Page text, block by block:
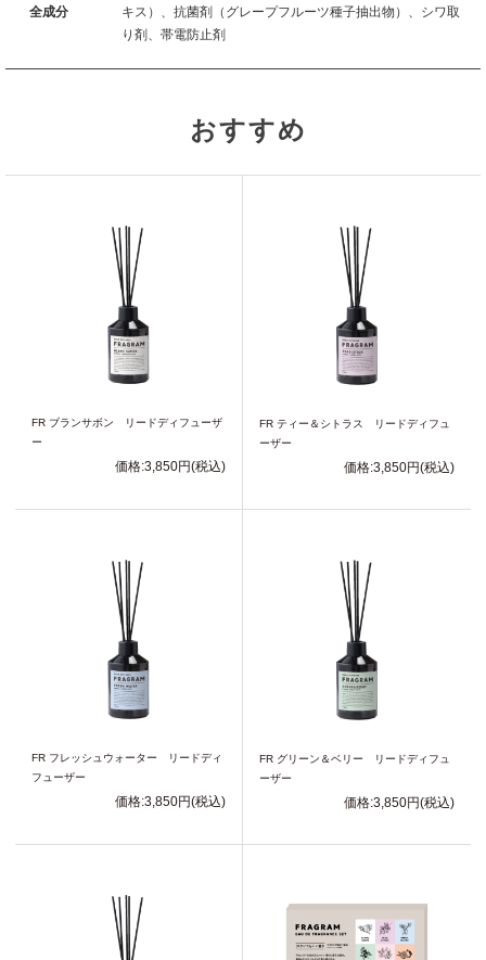
全成分
キス）、抗菌剤（グレープフルーツ種子抽出物）、シワ取
り剤、帯電防止剤
おすすめ
FR ブランサボン リードディフューザ
ー
価格:3,850円(税込)
FR ティー＆シトラス リードディフュ
ーザー
価格:3,850円(税込)
FR フレッシュウォーター リードディ
フューザー
価格:3,850円(税込)
FR グリーン＆ベリー リードディフュ
ーザー
価格:3,850円(税込)